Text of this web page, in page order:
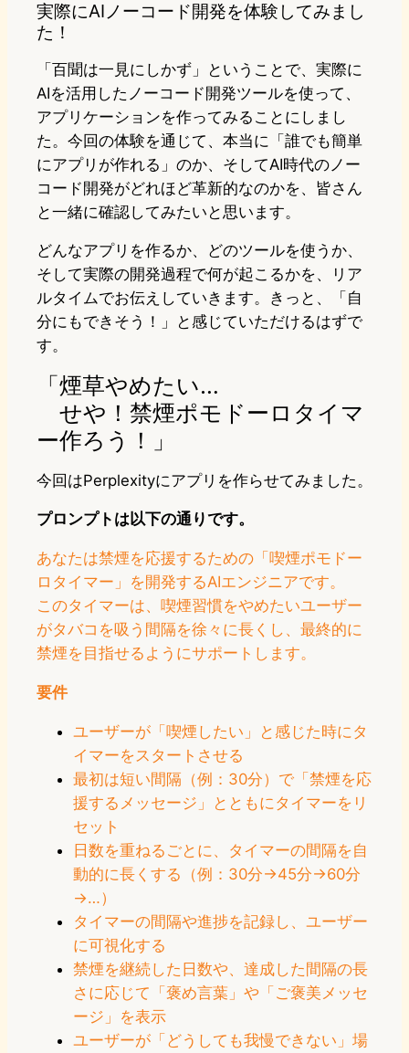
実際にAIノーコード開発を体験してみまし
た！
「百聞は一見にしかず」ということで、実際に
AIを活用したノーコード開発ツールを使って、
アプリケーションを作ってみることにしまし
た。今回の体験を通じて、本当に「誰でも簡単
にアプリが作れる」のか、そしてAI時代のノー
コード開発がどれほど革新的なのかを、皆さん
と一緒に確認してみたいと思います。
どんなアプリを作るか、どのツールを使うか、
そして実際の開発過程で何が起こるかを、リア
ルタイムでお伝えしていきます。きっと、「自
分にもできそう！」と感じていただけるはずで
す。
「煙草やめたい…
せや！禁煙ポモドーロタイマ
ー作ろう！」
今回はPerplexityにアプリを作らせてみました。
プロンプトは以下の通りです。
あなたは禁煙を応援するための「喫煙ポモドー
ロタイマー」を開発するAIエンジニアです。
このタイマーは、喫煙習慣をやめたいユーザー
がタバコを吸う間隔を徐々に長くし、最終的に
禁煙を目指せるようにサポートします。
要件
ユーザーが「喫煙したい」と感じた時にタ
イマーをスタートさせる
最初は短い間隔（例：30分）で「禁煙を応
援するメッセージ」とともにタイマーをリ
セット
日数を重ねるごとに、タイマーの間隔を自
動的に長くする（例：30分→45分→60分
→…）
タイマーの間隔や進捗を記録し、ユーザー
に可視化する
禁煙を継続した日数や、達成した間隔の長
さに応じて「褒め言葉」や「ご褒美メッセ
ージ」を表示
ユーザーが「どうしても我慢できない」場